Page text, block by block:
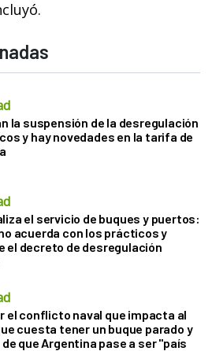
la suspensión de la desregulación
y hay novedades en la tarifa de
el servicio de buques y puertos:
acuerda con los prácticos y
el decreto de desregulación
el conflicto naval que impacta al
cuesta tener un buque parado y
que Argentina pase a ser "país